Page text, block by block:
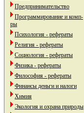
Предпринимательство
Программирование и комп-
ры
Психология - рефераты
Религия - рефераты
Социология - рефераты
Физика - рефераты
Философия - рефераты
Финансы деньги и налоги
Химия
Экология и охрана природы